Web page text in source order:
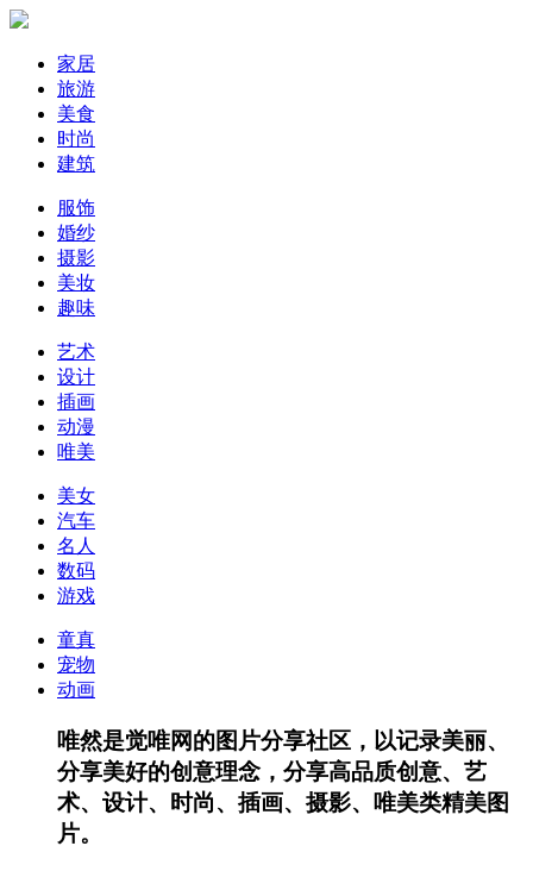
家居
旅游
美食
时尚
建筑
服饰
婚纱
摄影
美妆
趣味
艺术
设计
插画
动漫
唯美
美女
汽车
名人
数码
游戏
童真
宠物
动画
唯然是觉唯网的图片分享社区，以记录美丽、
分享美好的创意理念，分享高品质创意、艺
术、设计、时尚、插画、摄影、唯美类精美图
片。